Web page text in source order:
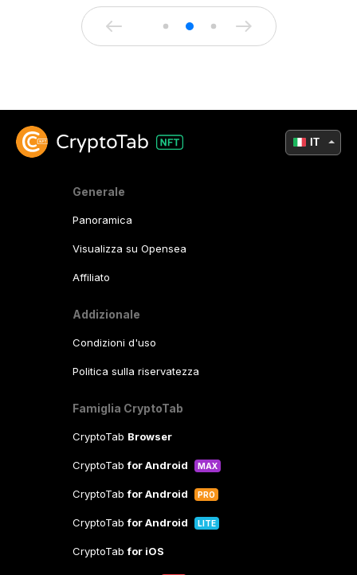
Generale
Panoramica
Visualizza su Opensea
Affiliato
Addizionale
Condizioni d'uso
Politica sulla riservatezza
Famiglia CryptoTab
CryptoTab Browser
CryptoTabfor Android MAX
CryptoTabfor Android PRO
CryptoTabfor Android LITE
CryptoTabfor iOS
IT